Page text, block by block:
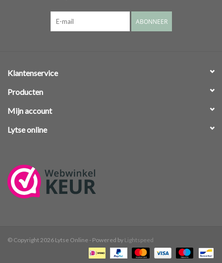
ABONNEER
Klantenservice
Producten
Mijn account
Lytse online
© Copyright 2026 Lytse Online - Powered by Lightspeed